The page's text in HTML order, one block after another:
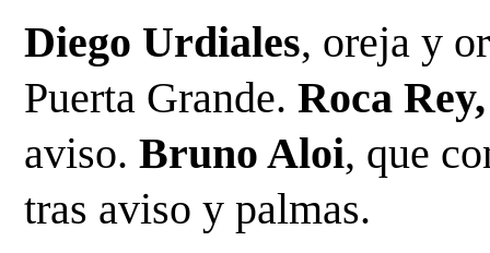
Diego Urdiales, oreja y
Puerta Grande. Roca Rey,
aviso. Bruno Aloi, que
tras aviso y palmas.